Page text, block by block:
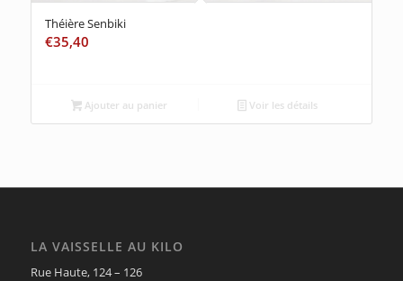
Théière Senbiki
€35,40
Ajouter au panier Voir les détails
LA VAISSELLE AU KILO
Rue Haute, 124 – 126